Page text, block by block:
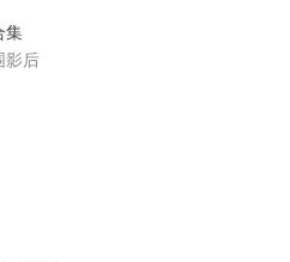
集
影后